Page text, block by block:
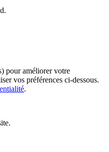
pour améliorer votre
vos préférences ci-dessous.
.